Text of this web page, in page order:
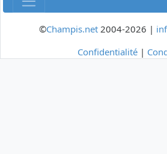
©Champis.net2004-2026 |
Confidentialité |